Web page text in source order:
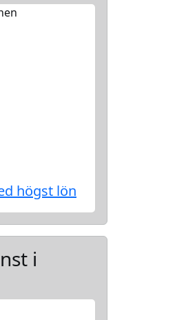
högst lön
i